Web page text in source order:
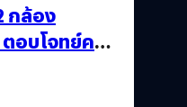
กล้อง
อบโจทย์ครี